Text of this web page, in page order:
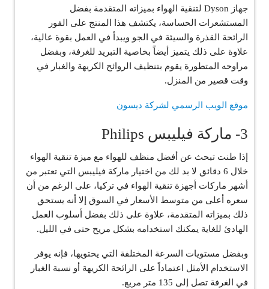
جهاز Dyson لتنقية الهواء بميزاته المتقدمة بفضل
المستشعرات الحساسة، يكتشف هذا المنتج على الفور
الرائحة القذرة والسيئة في الجو ويبدأ في العمل بقوة عالية،
علاوة على ذلك يتميز أيضاً بخاصية التبريد للغرفة، وبفضل
مراوحه المتطورة يقوم بتنظيف الروائح الكريهة والغبار في
وقت قصير من المنزل.
موقع الويب الرسمي لشركة ديسون
3- ماركة فيليبس Philips
إذا طنت تبحث عن أفضل منظف للهواء مع ميزة تنقية الهواء
خلال 6 دقائق لا بد لك من اختيار ماركة فيليبس التي تعتبر من
أشهر ماركات أجهزة تنقية الهواء في تركيا، على الرغم من أن
سعره أعلى من متوسط الأسعار في ​​السوق إلا أنه يستحق
ذلك بميزاته المتقدمة، علاوة على ذلك بفضل أسلوب العمل
الهادئ للغاية يمكنك استخدامه بشكل مريح حتى في الليل.
وبفضل مستويات السرعة المختلفة التي يحتويها، فإنه يوفر
الاستخدام الأمثل اعتماداً على الرائحة الكريهة أو نسبة الغبار
في الغرفة تصل إلى 135 متر مربع.